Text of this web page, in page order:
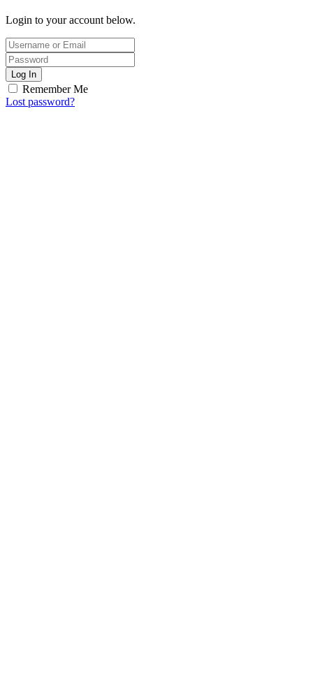
Login to your account below.
Log In
Remember Me
Lost password?